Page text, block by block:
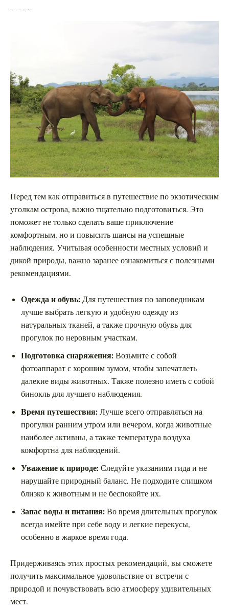
Советы по подготовке к сафари на Шри-Ланке
Перед тем как отправиться в путешествие по экзотическим
уголкам острова, важно тщательно подготовиться. Это
поможет не только сделать ваше приключение
комфортным, но и повысить шансы на успешные
наблюдения. Учитывая особенности местных условий и
дикой природы, важно заранее ознакомиться с полезными
рекомендациями.
Одежда и обувь:Для путешествия по заповедникам
лучше выбрать легкую и удобную одежду из
натуральных тканей, а также прочную обувь для
прогулок по неровным участкам.
Подготовка снаряжения:Возьмите с собой
фотоаппарат с хорошим зумом, чтобы запечатлеть
далекие виды животных. Также полезно иметь с собой
бинокль для лучшего наблюдения.
Время путешествия:Лучше всего отправляться на
прогулки ранним утром или вечером, когда животные
наиболее активны, а также температура воздуха
комфортна для наблюдений.
Уважение к природе:Следуйте указаниям гида и не
нарушайте природный баланс. Не подходите слишком
близко к животным и не беспокойте их.
Запас воды и питания:Во время длительных прогулок
всегда имейте при себе воду и легкие перекусы,
особенно в жаркое время года.
Придерживаясь этих простых рекомендаций, вы сможете
получить максимальное удовольствие от встречи с
природой и почувствовать всю атмосферу удивительных
мест.